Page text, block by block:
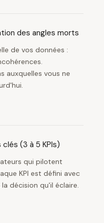
des angles morts
de vos données :
auxquelles vous ne
(3 à 5 KPIs)
qui pilotent
KPI est défini avec
décision qu'il éclaire.